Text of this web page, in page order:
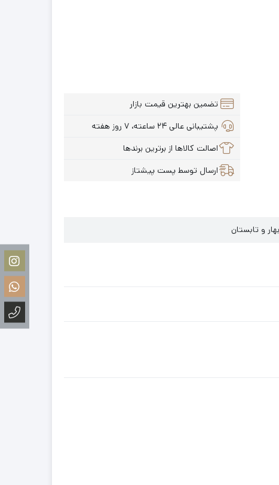
تضمین بهترین قیمت بازار
پشتیبانی عالی ۲۴ ساعته، ۷ روز هفته
اصالت کالاها از برترین برندها
ارسال توسط پست پیشتاز